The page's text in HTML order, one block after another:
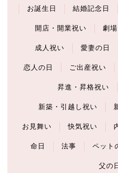
お誕生日
結婚記念日
開店・開業祝い 劇
成人祝い 愛妻の日
恋人の日 ご出産祝い
昇進・昇格祝い
新築・引越し祝い
お見舞い 快気祝い
命日 法事 ペット
父の